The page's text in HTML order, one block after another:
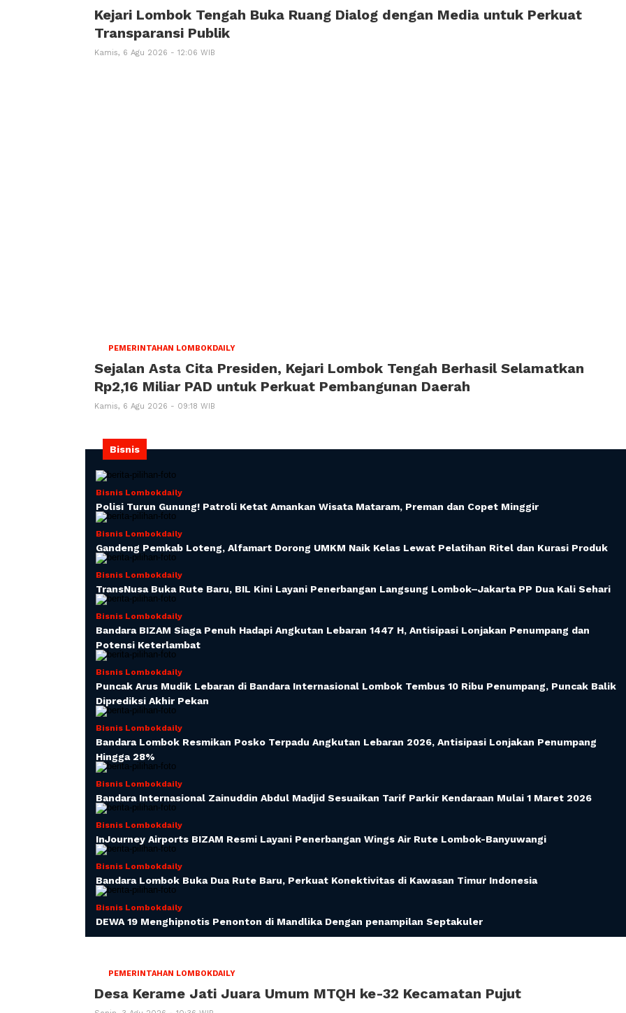
Kejari Lombok Tengah Buka Ruang Dialog dengan Media untuk Perkuat
Transparansi Publik
Kamis, 6 Agu 2026 - 12:06 WIB
PEMERINTAHAN LOMBOKDAILY
Sejalan Asta Cita Presiden, Kejari Lombok Tengah Berhasil Selamatkan
Rp2,16 Miliar PAD untuk Perkuat Pembangunan Daerah
Kamis, 6 Agu 2026 - 09:18 WIB
Bisnis
Bisnis Lombokdaily
Polisi Turun Gunung! Patroli Ketat Amankan Wisata Mataram, Preman dan Copet Minggir
Bisnis Lombokdaily
Gandeng Pemkab Loteng, Alfamart Dorong UMKM Naik Kelas Lewat Pelatihan Ritel dan Kurasi Produk
Bisnis Lombokdaily
TransNusa Buka Rute Baru, BIL Kini Layani Penerbangan Langsung Lombok–Jakarta PP Dua Kali Sehari
Bisnis Lombokdaily
Bandara BIZAM Siaga Penuh Hadapi Angkutan Lebaran 1447 H, Antisipasi Lonjakan Penumpang dan
Potensi Keterlambat
Bisnis Lombokdaily
Puncak Arus Mudik Lebaran di Bandara Internasional Lombok Tembus 10 Ribu Penumpang, Puncak Balik
Diprediksi Akhir Pekan
Bisnis Lombokdaily
Bandara Lombok Resmikan Posko Terpadu Angkutan Lebaran 2026, Antisipasi Lonjakan Penumpang
Hingga 28%
Bisnis Lombokdaily
Bandara Internasional Zainuddin Abdul Madjid Sesuaikan Tarif Parkir Kendaraan Mulai 1 Maret 2026
Bisnis Lombokdaily
InJourney Airports BIZAM Resmi Layani Penerbangan Wings Air Rute Lombok-Banyuwangi
Bisnis Lombokdaily
Bandara Lombok Buka Dua Rute Baru, Perkuat Konektivitas di Kawasan Timur Indonesia
Bisnis Lombokdaily
DEWA 19 Menghipnotis Penonton di Mandlika Dengan penampilan Septakuler
PEMERINTAHAN LOMBOKDAILY
Desa Kerame Jati Juara Umum MTQH ke-32 Kecamatan Pujut